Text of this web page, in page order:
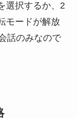
選択するか、2
モードが解放
話のみなので